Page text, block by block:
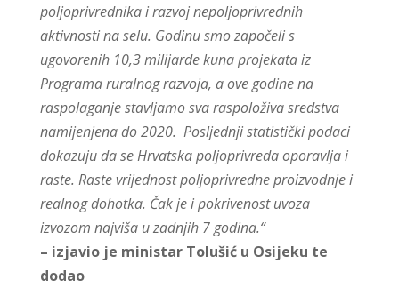
poljoprivrednika i razvoj nepoljoprivrednih
aktivnosti na selu. Godinu smo započeli s
ugovorenih 10,3 milijarde kuna projekata iz
Programa ruralnog razvoja, a ove godine na
raspolaganje stavljamo sva raspoloživa sredstva
namijenjena do 2020. Posljednji statistički podaci
dokazuju da se Hrvatska poljoprivreda oporavlja i
raste. Raste vrijednost poljoprivredne proizvodnje i
realnog dohotka. Čak je i pokrivenost uvoza
izvozom najviša u zadnjih 7 godina.“
– izjavio je ministar Tolušić u Osijeku te
dodao